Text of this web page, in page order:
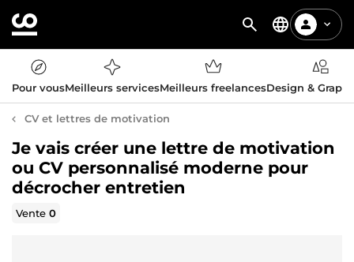
Pour vousMeilleurs servicesMeilleurs freelancesDesign &
CV et lettres de motivation
Je vais créer une lettre de motivation
ou CV personnalisé moderne pour
décrocher entretien
Vente0